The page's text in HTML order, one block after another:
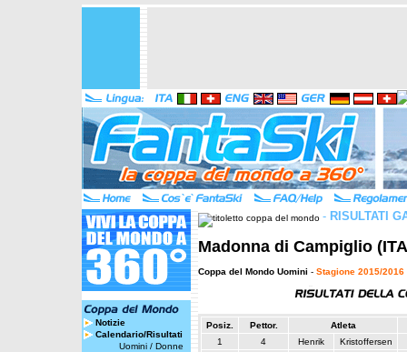
Notizie
Calendario/Risultati
Uomini / Donne
- RISULTATI
Madonna di Campiglio
Coppa del Mondo Uomini - Stagione 2015/2016
Posiz. Pettor.
Atleta
1
4 Henrik
Kristoffersen